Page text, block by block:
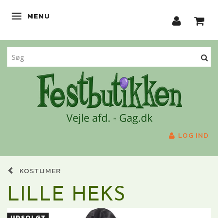
SKIFTE NAVIGATION
MENU
LOG IND
KOSTUMER
LILLE HEKS